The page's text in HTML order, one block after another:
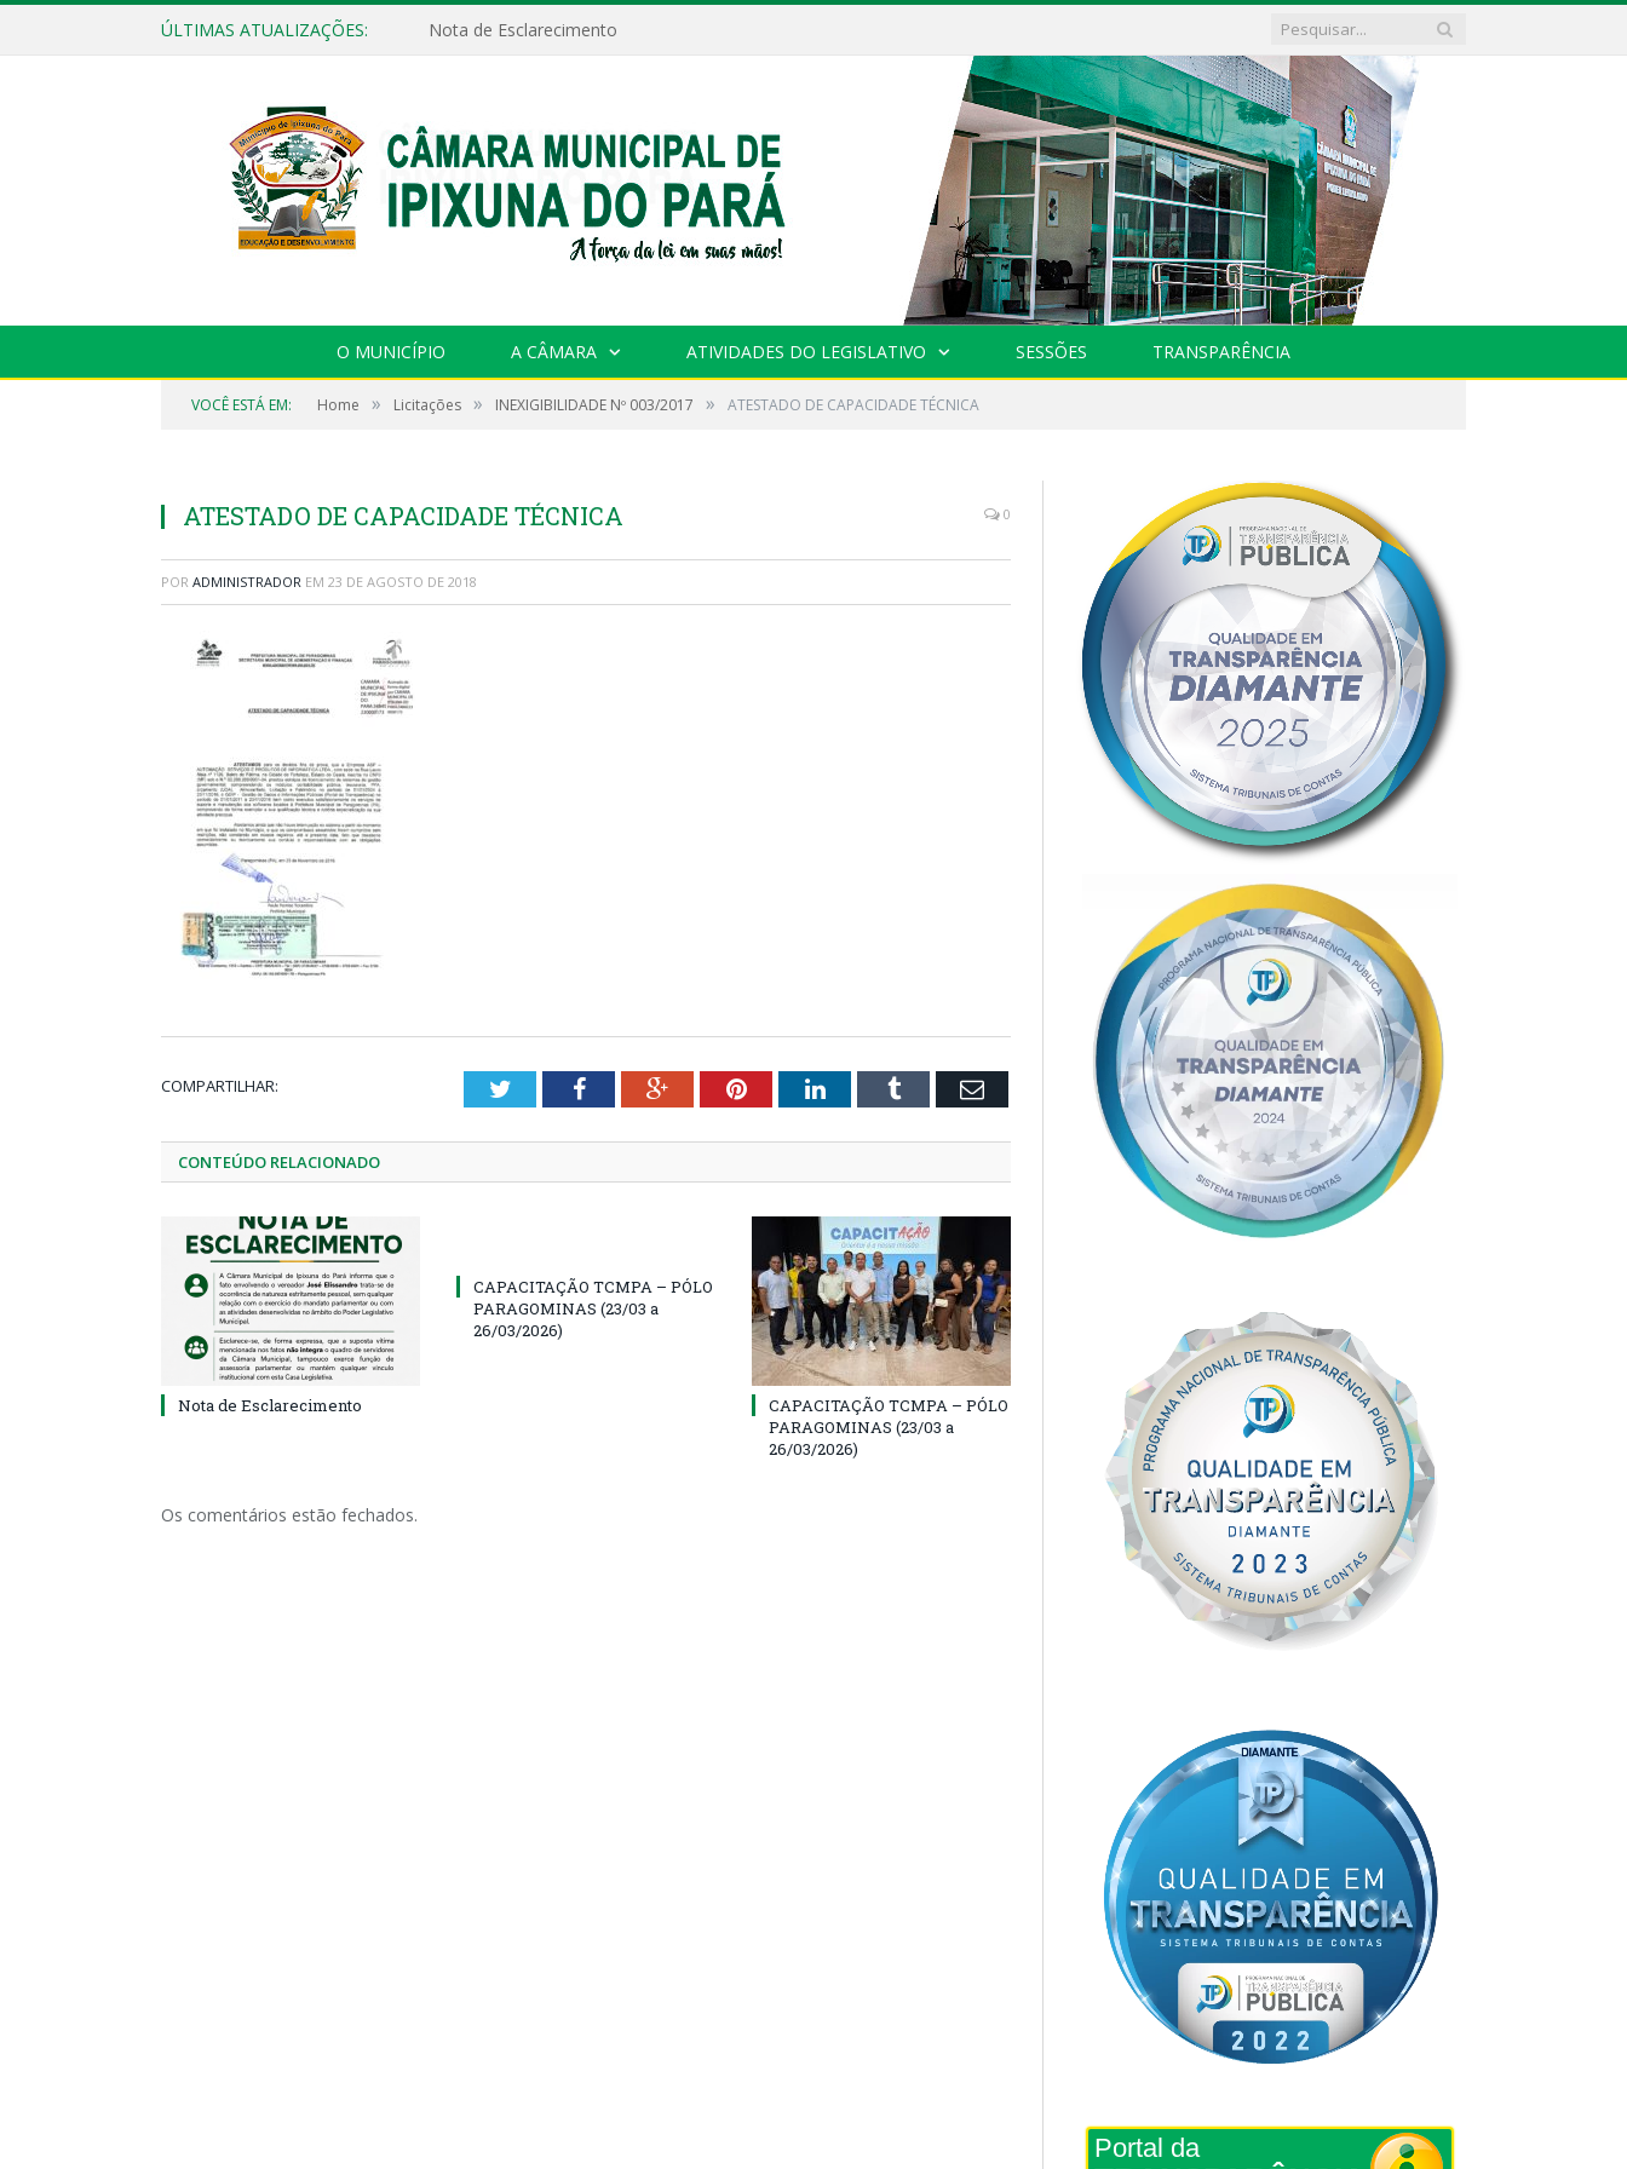
ÚLTIMAS ATUALIZAÇÕES: Nota de Esclarecimento
O MUNICÍPIO A CÂMARA ATIVIDADES DO LEGISLATIVO SESSÕES TRANSPARÊNCIA
VOCÊ ESTÁ EM: Home » Licitações » INEXIGIBILIDADE Nº 003/2017 » ATESTADO DE CAPACIDADE TÉCNICA
ATESTADO DE CAPACIDADE TÉCNICA 0
POR ADMINISTRADOR EM 23 DE AGOSTO DE 2018
COMPARTILHAR: TwitterFacebookGoogle+PinterestLinkedInTumblr Email
CONTEÚDO RELACIONADO
Nota de Esclarecimento
CAPACITAÇÃO TCMPA – PÓLO
PARAGOMINAS (23/03 a
26/03/2026)
CAPACITAÇÃO TCMPA – PÓLO
PARAGOMINAS (23/03 a
26/03/2026)
Os comentários estão fechados.
Portal da